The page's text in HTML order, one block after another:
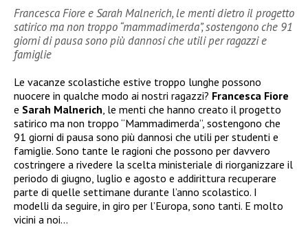
Francesca Fiore e Sarah Malnerich, le menti dietro il progetto
satirico ma non troppo “mammadimerda”, sostengono che 91
giorni di pausa sono più dannosi che utili per ragazzi e
famiglie
Le vacanze scolastiche estive troppo lunghe possono
nuocere in qualche modo ai nostri ragazzi? Francesca Fiore
e Sarah Malnerich , le menti che hanno creato il progetto
satirico ma non troppo “Mammadimerda”, sostengono che
91 giorni di pausa sono più dannosi che utili per studenti e
famiglie. Sono tante le ragioni che possono per davvero
costringere a rivedere la scelta ministeriale di riorganizzare il
periodo di giugno, luglio e agosto e addirittura recuperare
parte di quelle settimane durante l’anno scolastico. I
modelli da seguire, in giro per l’Europa, sono tanti. E molto
vicini a noi…